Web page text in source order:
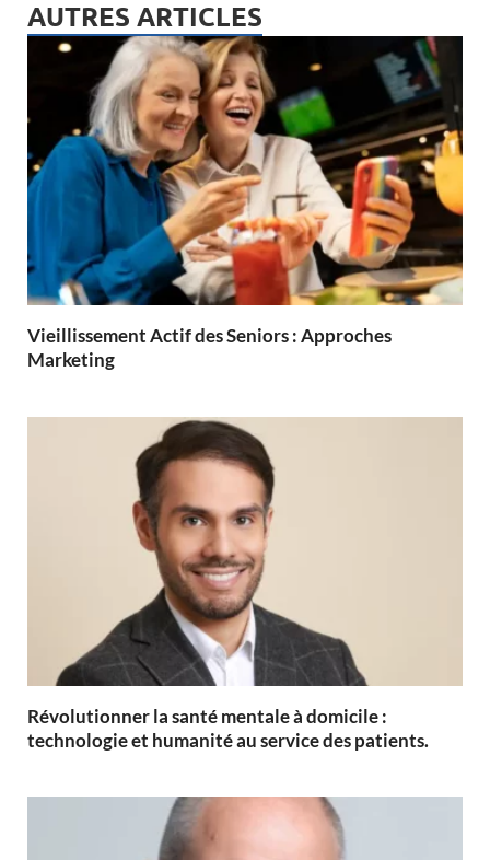
AUTRES ARTICLES
Vieillissement Actif des Seniors : Approches
Marketing
Révolutionner la santé mentale à domicile :
technologie et humanité au service des patients.